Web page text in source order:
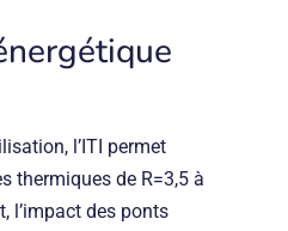
l’ITI permet
thermiques de R=3,5 à
l’impact des ponts